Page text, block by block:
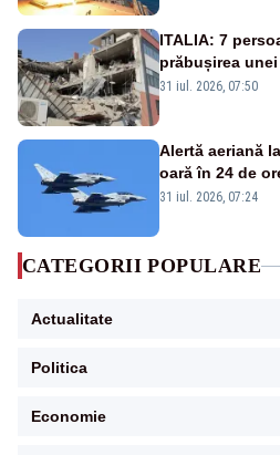
ITALIA: 7
prăbușirea
31 iul. 2026, 07:50
Alertă aeriană
oară în 24 de
Eurofighter
31 iul. 2026, 07:24
CATEGORII POPULARE
Actualitate
Politica
Economie